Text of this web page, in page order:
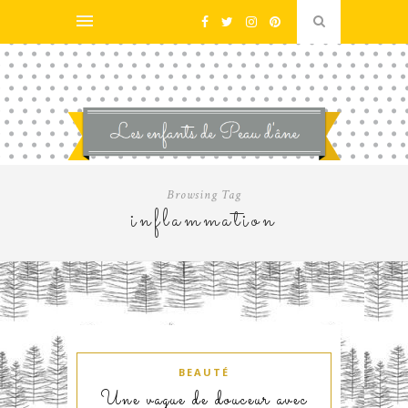
Browsing Tag
inflammation
BEAUTÉ
Une vague de douceur avec